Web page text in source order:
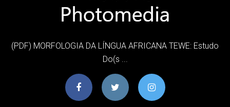
(PDF) MORFOLOGIA DA LÍNGUA AFRICANA TEWE: Estudo
Do(s ...